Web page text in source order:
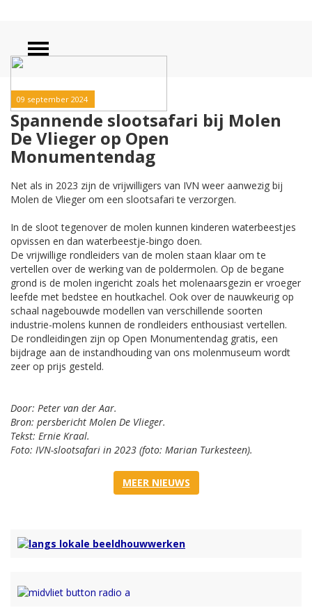
09 september 2024
Spannende slootsafari bij Molen
De Vlieger op Open
Monumentendag
Net als in 2023 zijn de vrijwilligers van IVN weer aanwezig bij
Molen de Vlieger om een slootsafari te verzorgen.
In de sloot tegenover de molen kunnen kinderen waterbeestjes
opvissen en dan waterbeestje-bingo doen.
De vrijwillige rondleiders van de molen staan klaar om te
vertellen over de werking van de poldermolen. Op de begane
grond is de molen ingericht zoals het molenaarsgezin er vroeger
leefde met bedstee en houtkachel. Ook over de nauwkeurig op
schaal nagebouwde modellen van verschillende soorten
industrie-molens kunnen de rondleiders enthousiast vertellen.
De rondleidingen zijn op Open Monumentendag gratis, een
bijdrage aan de instandhouding van ons molenmuseum wordt
zeer op prijs gesteld.
Door: Peter van der Aar.
Bron: persbericht Molen De Vlieger.
Tekst: Ernie Kraal.
Foto: IVN-slootsafari in 2023 (foto: Marian Turkesteen).
MEER NIEUWS